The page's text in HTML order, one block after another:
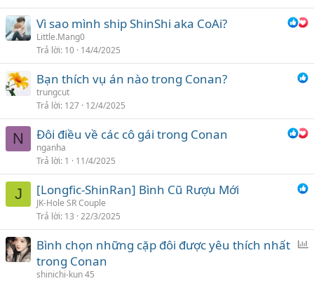
Vì sao mình ship ShinShi aka CoAi?
Little.Mang0
Trả lời 10 14/4/2025
Bạn thích vụ án nào trong Conan?
trungcut
Trả lời 127 12/4/2025
N Đôi điều về các cô gái trong Conan
nganha
Trả lời 1 11/4/2025
J [Longfic-ShinRan] Bình Cũ Rượu Mới
JK-Hole SR Couple
Trả lời 13 22/3/2025
Bình chọn những cặp đôi được yêu thích nhất
trong Conan
shinichi-kun 45